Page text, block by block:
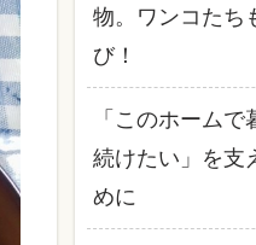
物。ワンコたち
び！
「このホームで
続けたい」を支
めに